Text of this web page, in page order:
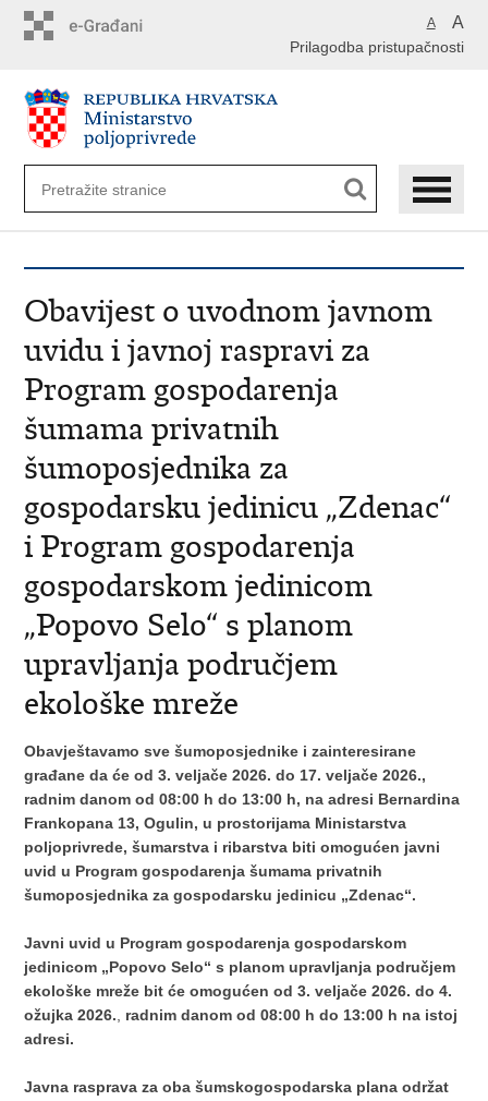
A A
Prilagodba pristupačnosti
Obavijest o uvodnom javnom
uvidu i javnoj raspravi za
Program gospodarenja
šumama privatnih
šumoposjednika za
gospodarsku jedinicu „Zdenac“
i Program gospodarenja
gospodarskom jedinicom
„Popovo Selo“ s planom
upravljanja područjem
ekološke mreže
Obavještavamo sve šumoposjednike i zainteresirane
građane da će od 3. veljače 2026. do 17. veljače 2026.,
radnim danom od 08:00 h do 13:00 h, na adresi Bernardina
Frankopana 13, Ogulin, u prostorijama Ministarstva
poljoprivrede, šumarstva i ribarstva biti omogućen javni
uvid u Program gospodarenja šumama privatnih
šumoposjednika za gospodarsku jedinicu „Zdenac“.
Javni uvid u Program gospodarenja gospodarskom
jedinicom „Popovo Selo“ s planom upravljanja područjem
ekološke mreže bit će omogućen od 3. veljače 2026. do 4.
ožujka 2026.
radnim danom od 08:00 h do 13:00 h na istoj
adresi.
Javna rasprava za oba šumskogospodarska plana održat